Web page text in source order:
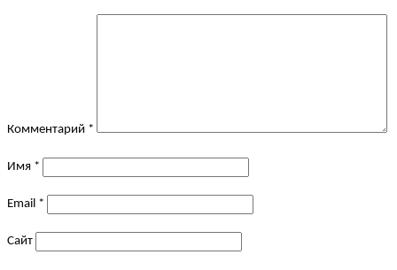
Комментарий *
Имя *
Email *
Сайт